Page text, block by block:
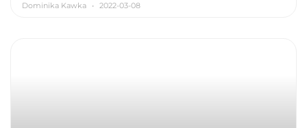
Dominika Kawka 2022-03-08